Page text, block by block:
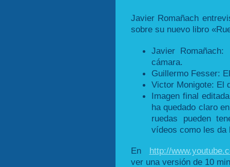
Javier Romañach
sobre su nuevo libro
Javier
cámara.
Guillermo Fesser:
Victor Monigote: El
Imagen final
ha quedado claro
ruedas pueden
vídeos como les da
En http://
ver una versión de 10